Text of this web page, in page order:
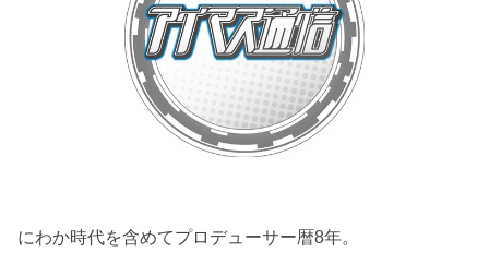
にわか時代を含めてプロデューサー暦8年。